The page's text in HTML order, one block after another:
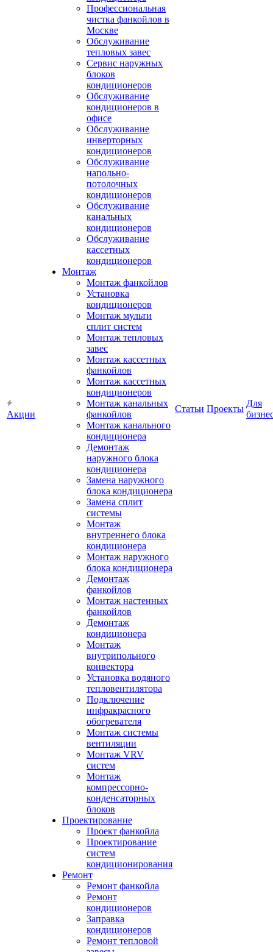
Акции
Профессиональная
чистка фанкойлов в
Москве
Обслуживание
тепловых завес
Сервис наружных
блоков
кондиционеров
Обслуживание
кондиционеров в
офисе
Обслуживание
инверторных
кондиционеров
Обслуживание
напольно-
потолочных
кондиционеров
Обслуживание
канальных
кондиционеров
Обслуживание
кассетных
кондиционеров
Монтаж
Монтаж фанкойлов
Установка
кондиционеров
Монтаж мульти
сплит систем
Монтаж тепловых
завес
Монтаж кассетных
фанкойлов
Монтаж кассетных
кондиционеров
Монтаж канальных
фанкойлов
Монтаж канального
кондиционера
Демонтаж
наружного блока
кондиционера
Замена наружного
блока кондиционера
Замена сплит
системы
Монтаж
внутреннего блока
кондиционера
Монтаж наружного
блока кондиционера
Демонтаж
фанкойлов
Монтаж настенных
фанкойлов
Демонтаж
кондиционера
Монтаж
внутрипольного
конвектора
Установка водяного
тепловентилятора
Подключение
инфракрасного
обогревателя
Монтаж системы
вентиляции
Монтаж VRV
систем
Монтаж
компрессорно-
конденсаторных
блоков
Проектирование
Проект фанкойла
Проектирование
систем
кондиционирования
Ремонт
Ремонт фанкойла
Ремонт
кондиционеров
Заправка
кондиционеров
Ремонт тепловой
Статьи Проекты
Для